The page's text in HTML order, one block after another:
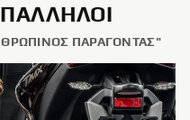
ΠΑΡΆΓΟΝΤΑΣ"